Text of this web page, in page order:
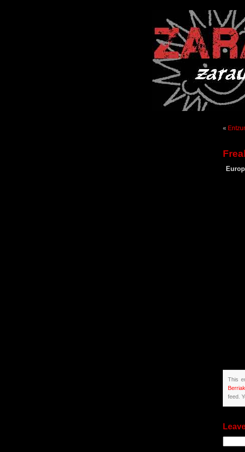
«
This
Berriak
feed.